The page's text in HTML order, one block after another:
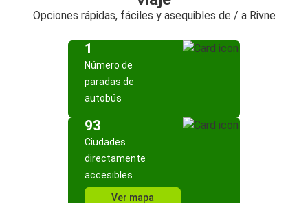
Opciones rápidas, fáciles y asequibles de / a Rivne
1
Número de
paradas de
autobús
93
Ciudades
directamente
accesibles
Ver mapa